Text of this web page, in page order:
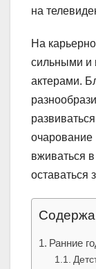
на
На
сильными и
актерами.
очарование
вживаться
оставаться
Ранние